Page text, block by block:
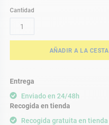
Cantidad
AÑADIR A LA CESTA
Entrega
Enviado en 24/48h
Recogida gratuita en tienda
Recogida en tienda